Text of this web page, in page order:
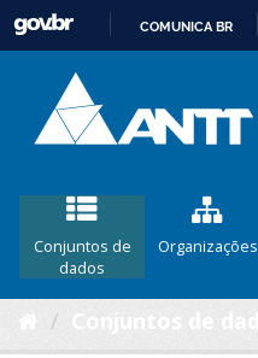
COMUNICA BR
Conjuntos de
dados
Organizações